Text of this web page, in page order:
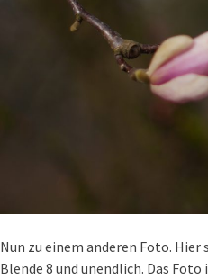
Nun zu einem anderen Foto.
Blende 8 und unendlich. Das